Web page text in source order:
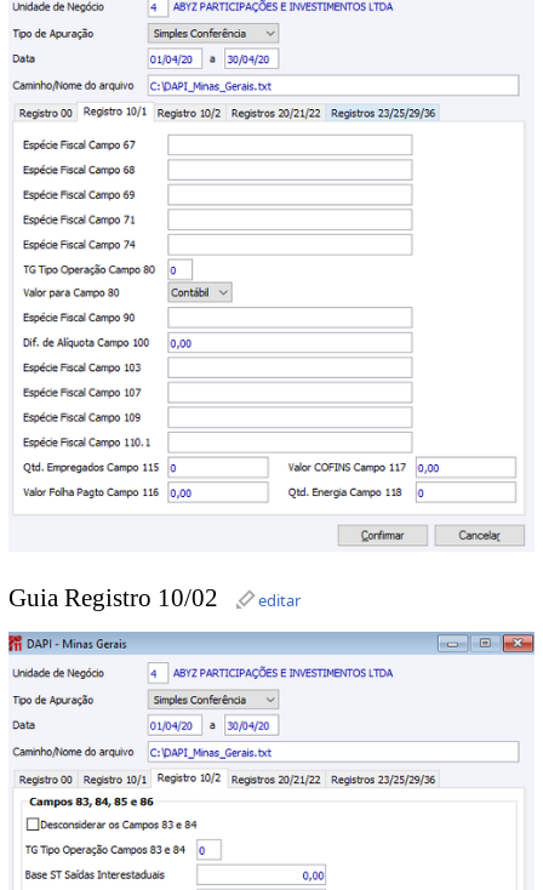
Guia Registro 10/02 editar